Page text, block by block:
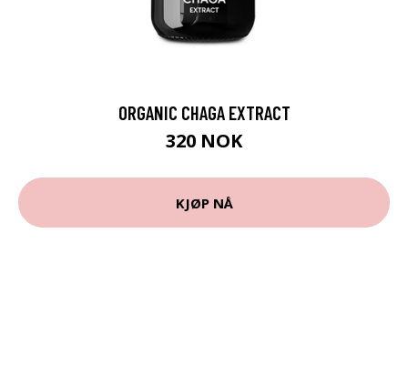
ORGANIC CHAGA EXTRACT
320 NOK
KJØP NÅ